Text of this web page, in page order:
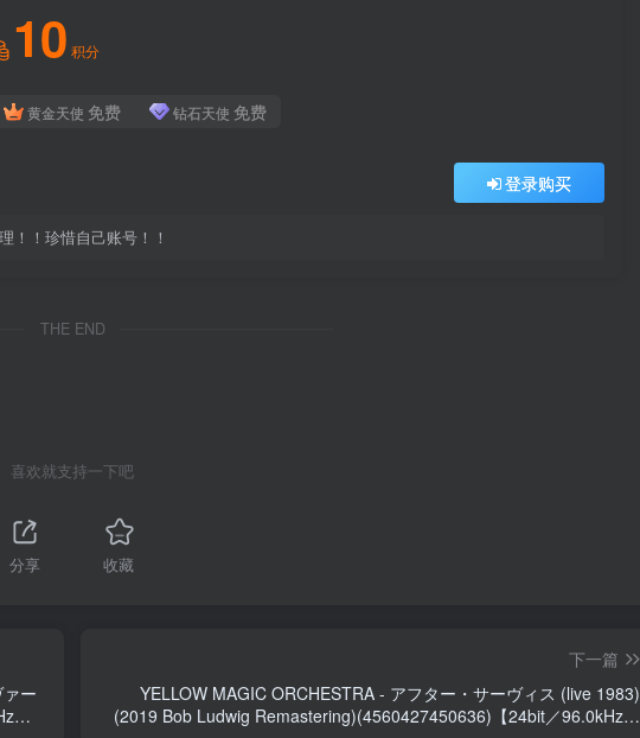
10 积分
黄金天使 免费 钻石天使 免费
登录购买
！！珍惜自己账号！！
THE END
喜欢就支持一下吧
分享 收藏
ー
】
下一篇
YELLOW MAGIC ORCHESTRA - アフター・サーヴィス (live 1983)
(2019 Bob Ludwig Remastering)(4560427450636)【24bit／96.0kHz】